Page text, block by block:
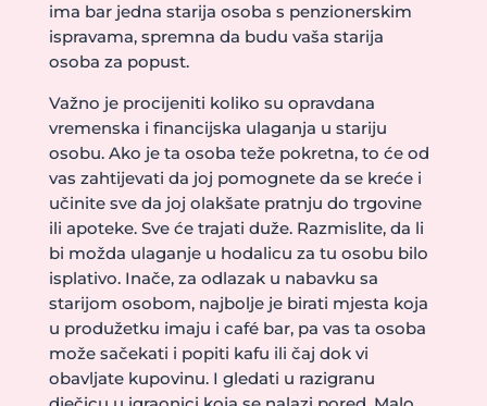
ima bar jedna starija osoba s penzionerskim
ispravama, spremna da budu vaša starija
osoba za popust.
Važno je procijeniti koliko su opravdana
vremenska i financijska ulaganja u stariju
osobu. Ako je ta osoba teže pokretna, to će od
vas zahtijevati da joj pomognete da se kreće i
učinite sve da joj olakšate pratnju do trgovine
ili apoteke. Sve će trajati duže. Razmislite, da li
bi možda ulaganje u hodalicu za tu osobu bilo
isplativo. Inače, za odlazak u nabavku sa
starijom osobom, najbolje je birati mjesta koja
u produžetku imaju i café bar, pa vas ta osoba
može sačekati i popiti kafu ili čaj dok vi
obavljate kupovinu. I gledati u razigranu